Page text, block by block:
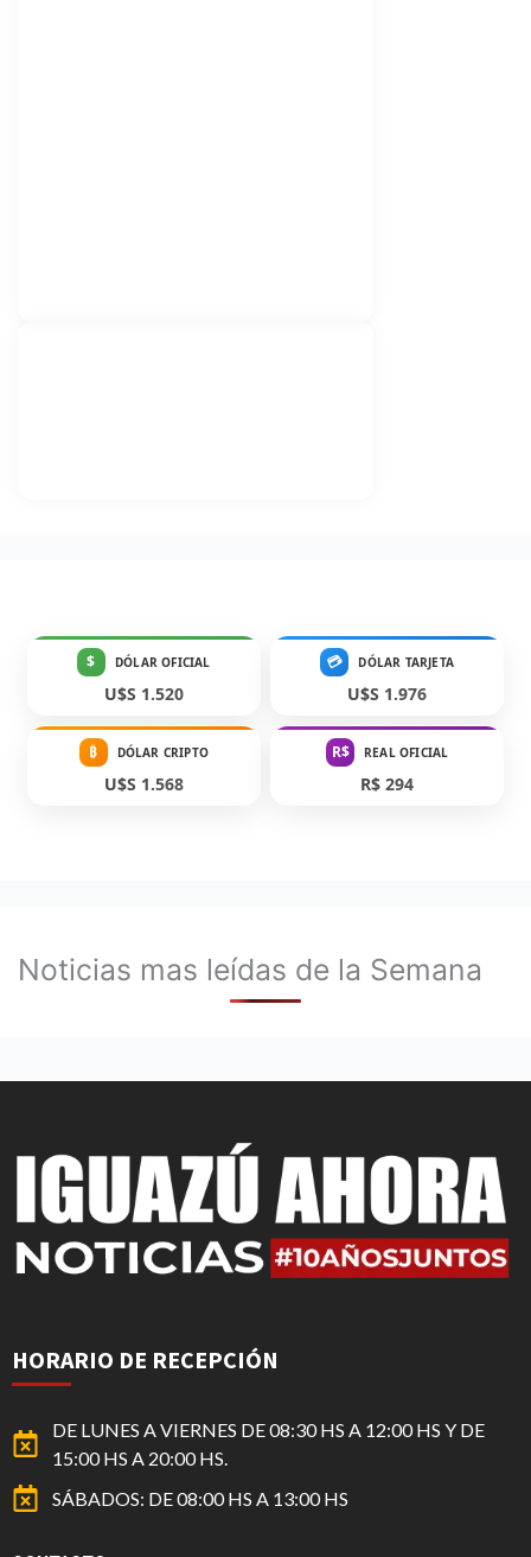
$ DÓLAR OFICIAL
U$S 1.520
💳 DÓLAR TARJETA
U$S 1.976
₿ DÓLAR CRIPTO
U$S 1.568
R$ REAL OFICIAL
R$ 294
Noticias mas leídas de la Semana
HORARIO DE RECEPCIÓN
DE LUNES A VIERNES DE 08:30 HS A 12:00 HS Y DE
15:00 HS A 20:00 HS.
SÁBADOS: DE 08:00 HS A 13:00 HS